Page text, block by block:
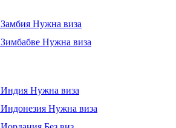
Замбия Нужна виза
Зимбабве Нужна виза
Индия Нужна виза
Индонезия Нужна виза